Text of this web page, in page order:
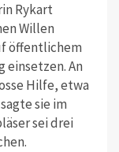
Rykart
Willen
öffentlichem
einsetzen. An
Hilfe, etwa
sie im
sei drei